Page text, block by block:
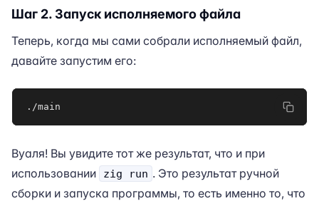
Шаг 2. Запуск исполняемого файла
Теперь, когда мы сами собрали исполняемый файл,
давайте запустим его:
./main
Вуаля! Вы увидите тот же результат, что и при
использовании
zig run . Это результат ручной
сборки и запуска программы, то есть именно то, что